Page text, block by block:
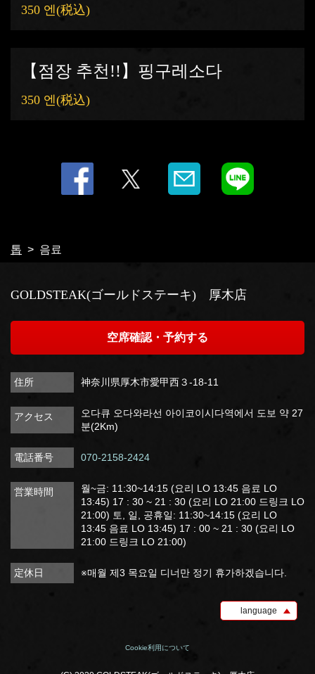
350 엔(税込)
【점장 추천!!】핑구레소다
350 엔(税込)
톱 음료
GOLDSTEAK(ゴールドステーキ) 厚木店
空席確認・予約する
住所 神奈川県厚木市愛甲西３-18-11
アクセス
오다큐 오다와라선 아이코이시다역에서 도보 약 27
분(2Km)
電話番号 070-2158-2424
営業時間
월~금: 11:30~14:15 (요리 LO 13:45 음료 LO
13:45) 17 : 30 ~ 21 : 30 (요리 LO 21:00 드링크 LO
21:00) 토, 일, 공휴일: 11:30~14:15 (요리 LO
13:45 음료 LO 13:45) 17 : 00 ~ 21 : 30 (요리 LO
21:00 드링크 LO 21:00)
定休日 ※매월 제3 목요일 디너만 정기 휴가하겠습니다.
language
Cookie利用について